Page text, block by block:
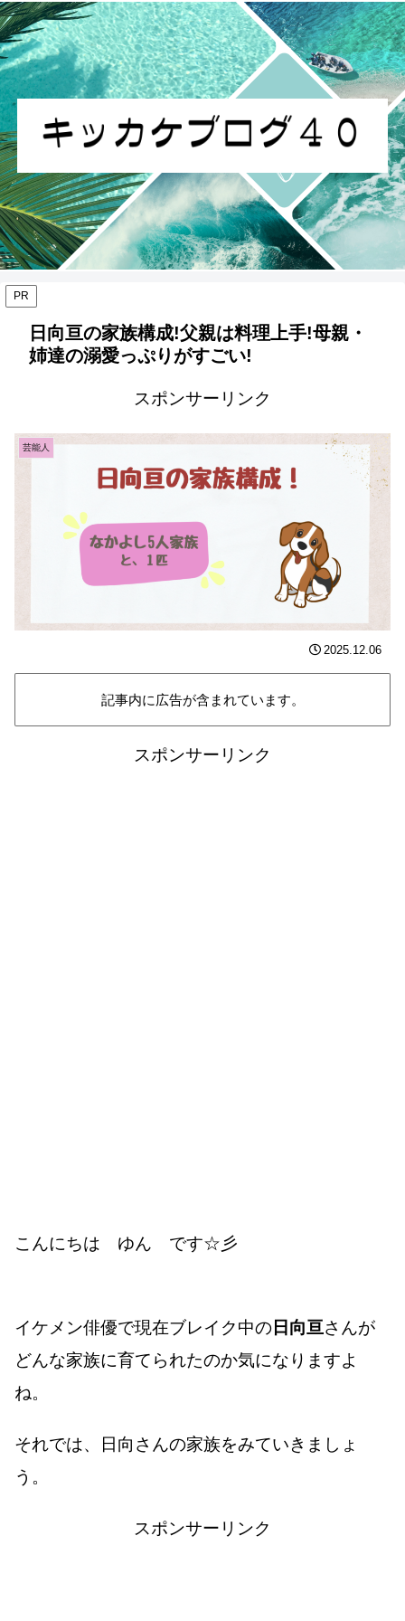
PR
日向亘の家族構成!父親は料理上手!母親・
姉達の溺愛っぷりがすごい!
スポンサーリンク
芸能人
2025.12.06
記事内に広告が含まれています。
スポンサーリンク
こんにちは ゆん です☆彡
イケメン俳優で現在ブレイク中の 日向亘さんが
どんな家族に育てられたのか気になりますよ
ね。
それでは、日向さんの家族をみていきましょ
う。
スポンサーリンク